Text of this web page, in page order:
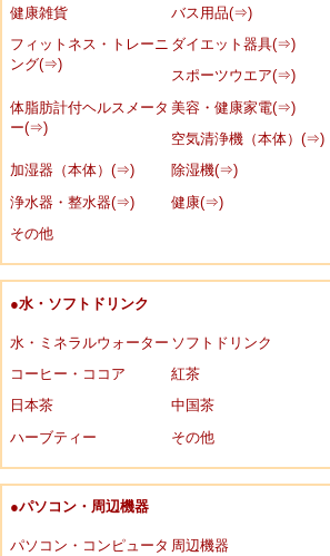
健康雑貨
バス用品(⇒)
フィットネス・トレーニ
ング(⇒)
ダイエット器具(⇒)
スポーツウエア(⇒)
体脂肪計付ヘルスメータ
ー(⇒)
美容・健康家電(⇒)
空気清浄機（本体）(⇒)
加湿器（本体）(⇒)
除湿機(⇒)
浄水器・整水器(⇒)
健康(⇒)
その他
●水・ソフトドリンク
水・ミネラルウォーター ソフトドリンク
コーヒー・ココア
紅茶
日本茶
中国茶
ハーブティー
その他
●パソコン・周辺機器
パソコン・コンピュータ 周辺機器